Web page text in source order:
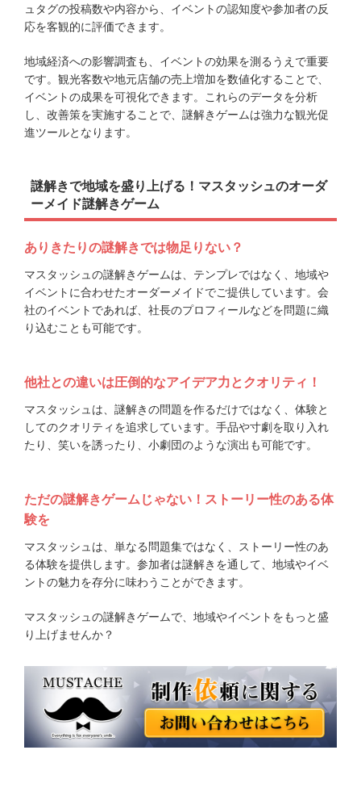
ュタグの投稿数や内容から、イベントの認知度や参加者の反
応を客観的に評価できます。
地域経済への影響調査も、イベントの効果を測るうえで重要
です。観光客数や地元店舗の売上増加を数値化することで、
イベントの成果を可視化できます。これらのデータを分析
し、改善策を実施することで、謎解きゲームは強力な観光促
進ツールとなります。
謎解きで地域を盛り上げる！マスタッシュのオーダ
ーメイド謎解きゲーム
ありきたりの謎解きでは物足りない？
マスタッシュの謎解きゲームは、テンプレではなく、地域や
イベントに合わせたオーダーメイドでご提供しています。会
社のイベントであれば、社長のプロフィールなどを問題に織
り込むことも可能です。
他社との違いは圧倒的なアイデア力とクオリティ！
マスタッシュは、謎解きの問題を作るだけではなく、体験と
してのクオリティを追求しています。手品や寸劇を取り入れ
たり、笑いを誘ったり、小劇団のような演出も可能です。
ただの謎解きゲームじゃない！ストーリー性のある体
験を
マスタッシュは、単なる問題集ではなく、ストーリー性のあ
る体験を提供します。参加者は謎解きを通して、地域やイベ
ントの魅力を存分に味わうことができます。
マスタッシュの謎解きゲームで、地域やイベントをもっと盛
り上げませんか？